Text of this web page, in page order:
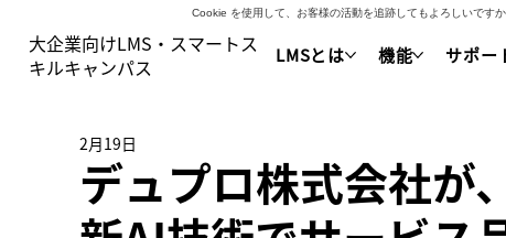
大企業向けLMS・スマートス
キルキャンパス
LMSとは 機能 サポー
デュプロ株式会社
2月19日
Cookie を使用して、お客様の活動を追跡してもよろしいです